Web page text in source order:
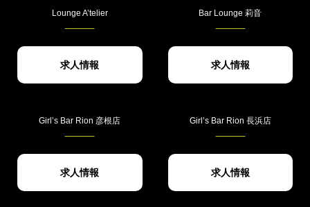
Lounge A’telier
求人情報
Bar Lounge 莉音
求人情報
Girl’s Bar Rion 彦根店
求人情報
Girl’s Bar Rion 長浜店
求人情報